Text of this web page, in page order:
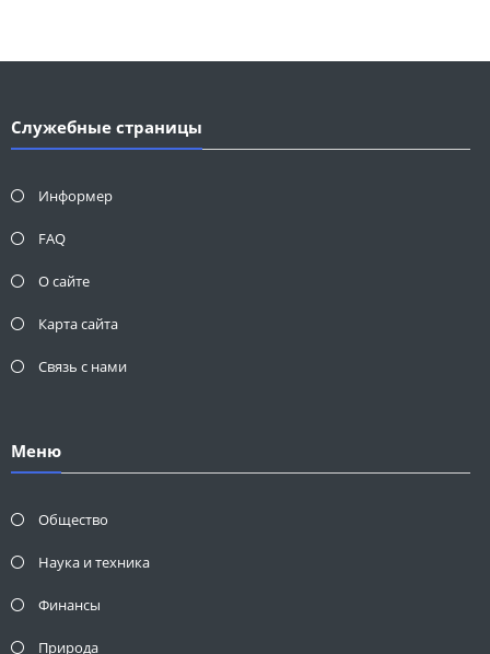
Служебные страницы
Информер
FAQ
О сайте
Карта сайта
Связь с нами
Меню
Общество
Наука и техника
Финансы
Природа